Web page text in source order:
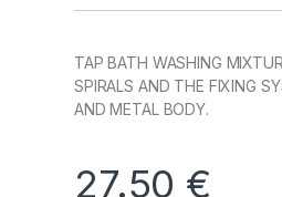
TAP BATH WASHING
SPIRALS AND THE FIXING
AND METAL BODY.
27.50 €